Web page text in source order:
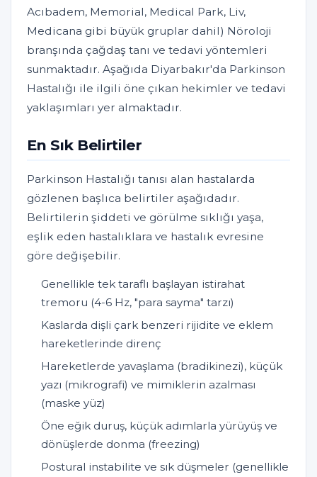
Acıbadem, Memorial, Medical Park, Liv,
Medicana gibi büyük gruplar dahil) Nöroloji
branşında çağdaş tanı ve tedavi yöntemleri
sunmaktadır. Aşağıda Diyarbakır'da Parkinson
Hastalığı ile ilgili öne çıkan hekimler ve tedavi
yaklaşımları yer almaktadır.
En Sık Belirtiler
Parkinson Hastalığı tanısı alan hastalarda
gözlenen başlıca belirtiler aşağıdadır.
Belirtilerin şiddeti ve görülme sıklığı yaşa,
eşlik eden hastalıklara ve hastalık evresine
göre değişebilir.
Genellikle tek taraflı başlayan istirahat
tremoru (4-6 Hz, "para sayma" tarzı)
Kaslarda dişli çark benzeri rijidite ve eklem
hareketlerinde direnç
Hareketlerde yavaşlama (bradikinezi), küçük
yazı (mikrografi) ve mimiklerin azalması
(maske yüz)
Öne eğik duruş, küçük adımlarla yürüyüş ve
dönüşlerde donma (freezing)
Postural instabilite ve sık düşmeler (genellikle